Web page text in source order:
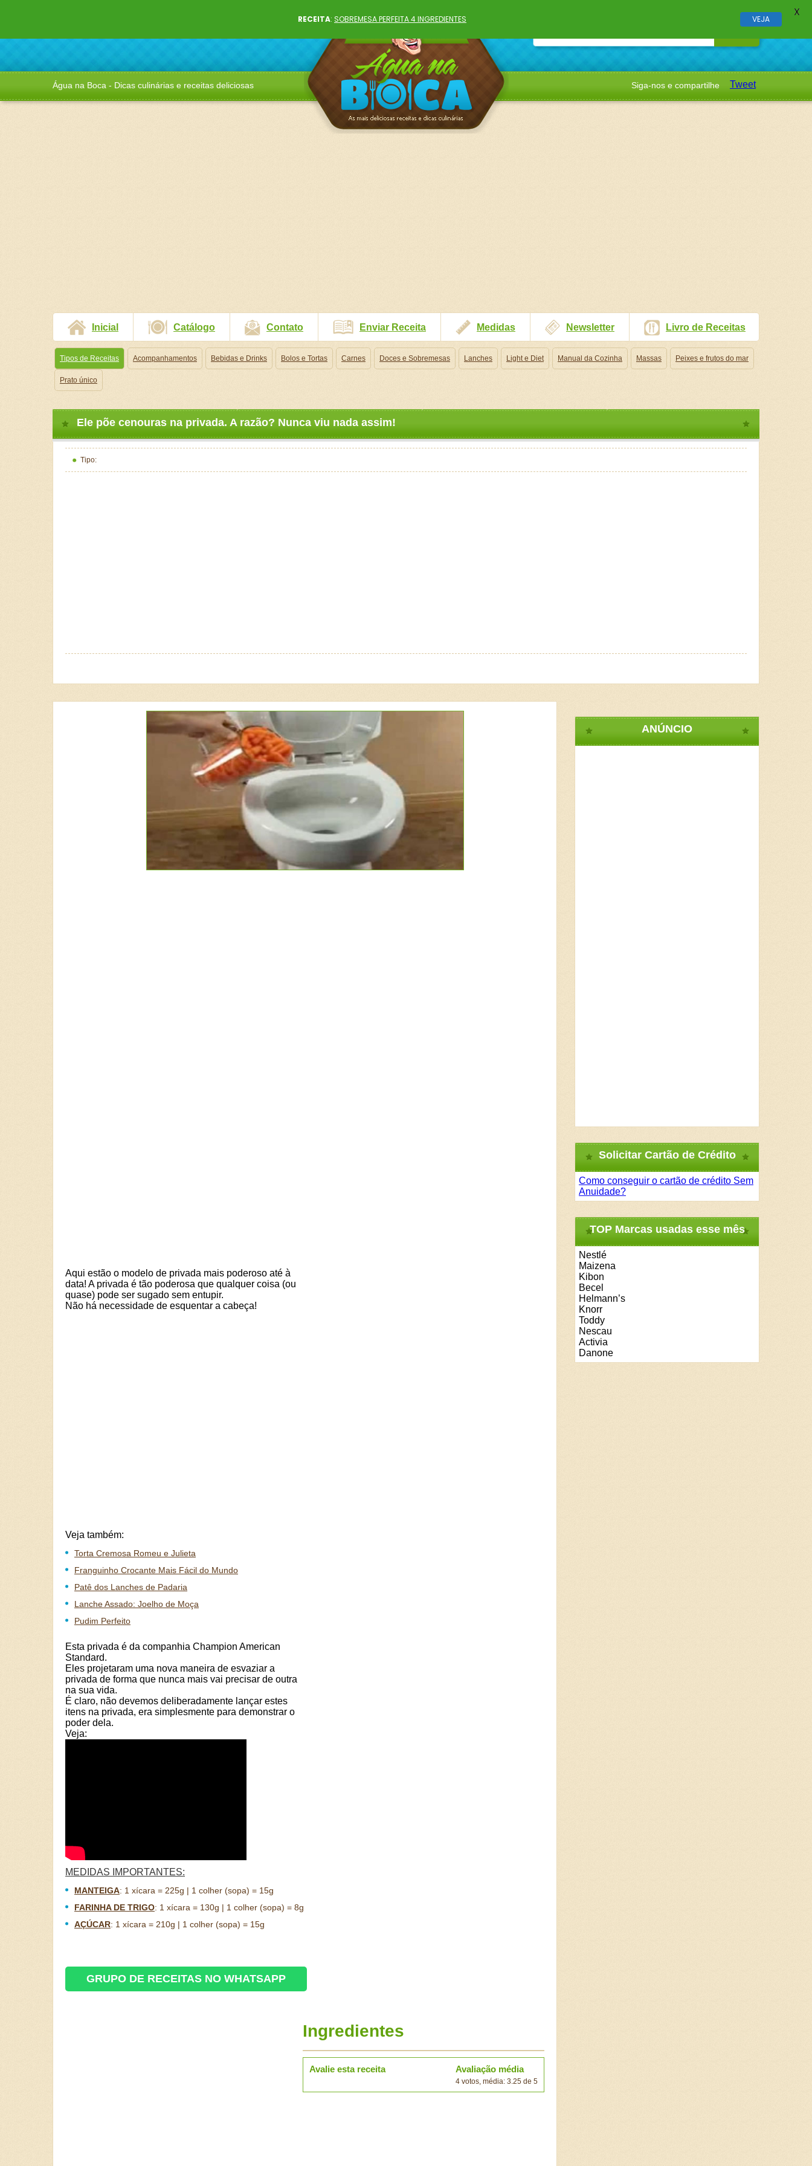
Água na Boca - Dicas culinárias e receitas deliciosas Siga-nos e compartilhe Tweet
Inicial Catálogo Contato Enviar Receita Medidas Newsletter Livro de Receitas
Tipos de Receitas Acompanhamentos Bebidas e Drinks Bolos e Tortas Carnes Doces e Sobremesas Lanches Light e Diet Manual da Cozinha Massas Peixes e frutos do mar
Prato único
Ele põe cenouras na privada. A razão? Nunca viu nada assim!
Tipo:
Aqui estão o modelo de privada mais poderoso até à
data! A privada é tão poderosa que qualquer coisa (ou
quase) pode ser sugado sem entupir.
Não há necessidade de esquentar a cabeça!
Veja também:
Torta Cremosa Romeu e Julieta
Franguinho Crocante Mais Fácil do Mundo
Patê dos Lanches de Padaria
Lanche Assado: Joelho de Moça
Pudim Perfeito
Esta privada é da companhia Champion American
Standard.
Eles projetaram uma nova maneira de esvaziar a
privada de forma que nunca mais vai precisar de outra
na sua vida.
É claro, não devemos deliberadamente lançar estes
itens na privada, era simplesmente para demonstrar o
poder dela.
Veja:
MEDIDAS IMPORTANTES:
MANTEIGA: 1 xícara = 225g | 1 colher (sopa) = 15g
FARINHA DE TRIGO: 1 xícara = 130g | 1 colher (sopa) = 8g
AÇÚCAR: 1 xícara = 210g | 1 colher (sopa) = 15g
GRUPO DE RECEITAS NO WHATSAPP
Ingredientes
Avalie esta receita Avaliação média
4 votos, média: 3.25 de 5
ANÚNCIO
Solicitar Cartão de Crédito
Como conseguir o cartão de crédito Sem
Anuidade?
TOP Marcas usadas esse mês
Nestlé
Maizena
Kibon
Becel
Helmann’s
Knorr
Toddy
Nescau
Activia
Danone
RECEITA: SOBREMESA PERFEITA 4 INGREDIENTES VEJA
X